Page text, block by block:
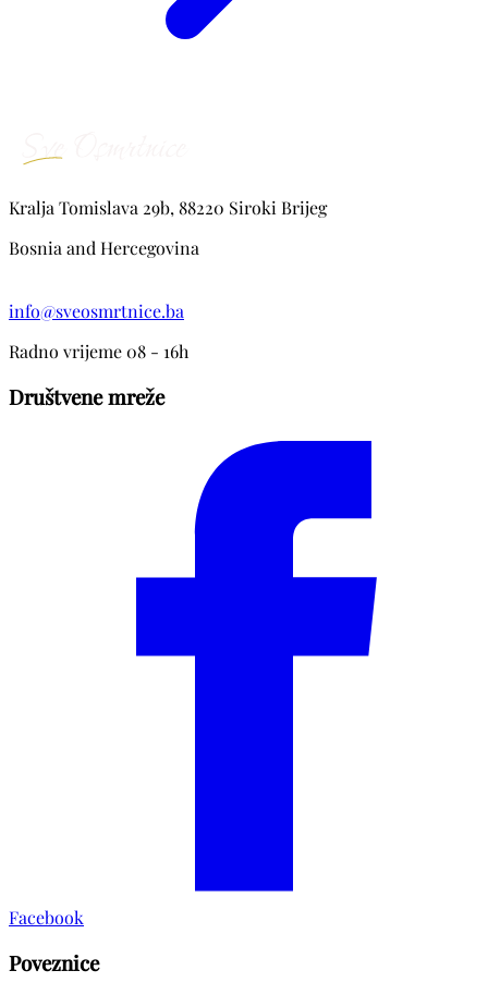
Kralja Tomislava 29b, 88220 Siroki Brijeg
Bosnia and Hercegovina
info@sveosmrtnice.ba
Radno vrijeme 08 - 16h
Društvene mreže
Facebook
Poveznice